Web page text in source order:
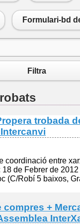
Formulari-bd
Filtra
trobada
coordinació entre
18 de Febrer de
(C/Robí 5 baixos,
compres +